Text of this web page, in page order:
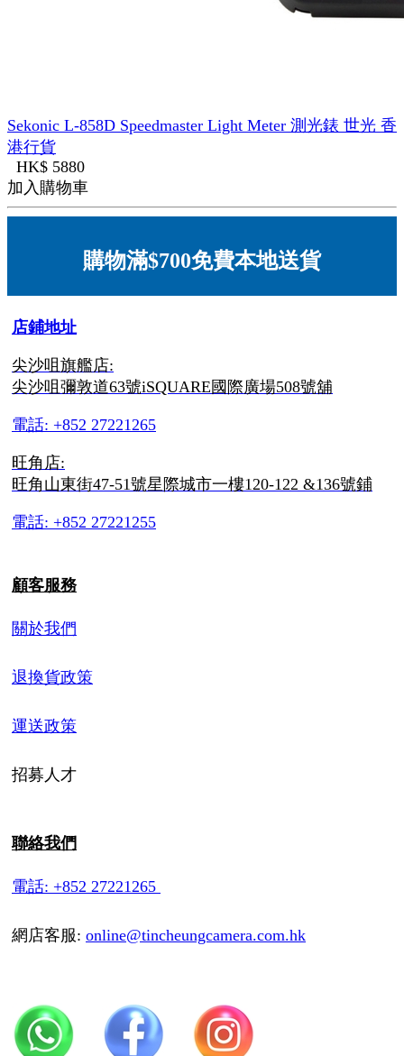
Sekonic L-858D Speedmaster Light Meter 測光錶 世光 香
港行貨
HK$ 5880
加入購物車
購物滿$700免費本地送貨
店鋪地址
尖沙咀旗艦店:
尖沙咀彌敦道63號iSQUARE國際廣場508號舖
電話: +852 27221265
旺角店:
旺角山東街47-51號星際城市一樓120-122 &136號鋪
電話: +852 27221255
顧客服務
關於我們
退換貨政策
運送政策
招募人才
聯絡我們
電話: +852 27221265
網店客服: online@tincheungcamera.com.hk